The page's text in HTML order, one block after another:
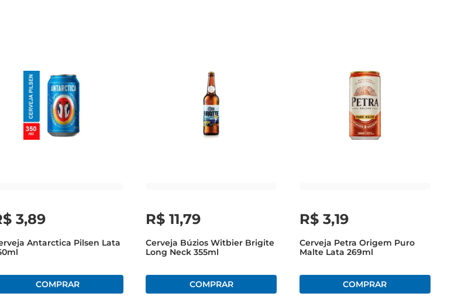
3,89
Antarctica Pilsen Lata
R$ 11,79
Cerveja Búzios Witbier Brigite
Long Neck 355ml
R$ 3,19
Cerveja Petra Origem Puro
Malte Lata 269ml